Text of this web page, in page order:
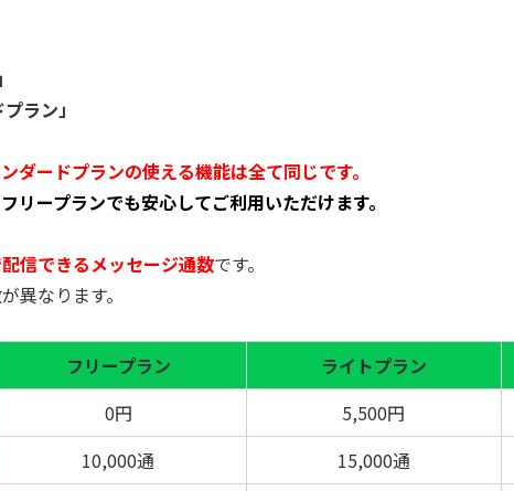
ラン」
ダードプランの使える機能は全て同じです。
リープランでも安心してご利用いただけます。
信できるメッセージ通数です。
異なります。
フリープラン ライトプラン
0円 5,500円
10,000通 15,000通